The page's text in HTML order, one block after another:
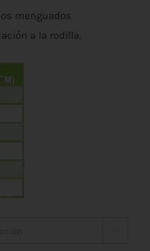
menguados
a la rodilla.